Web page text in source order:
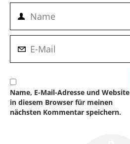
Name, E-Mail-Adresse und Website
in diesem Browser für meinen
nächsten Kommentar speichern.